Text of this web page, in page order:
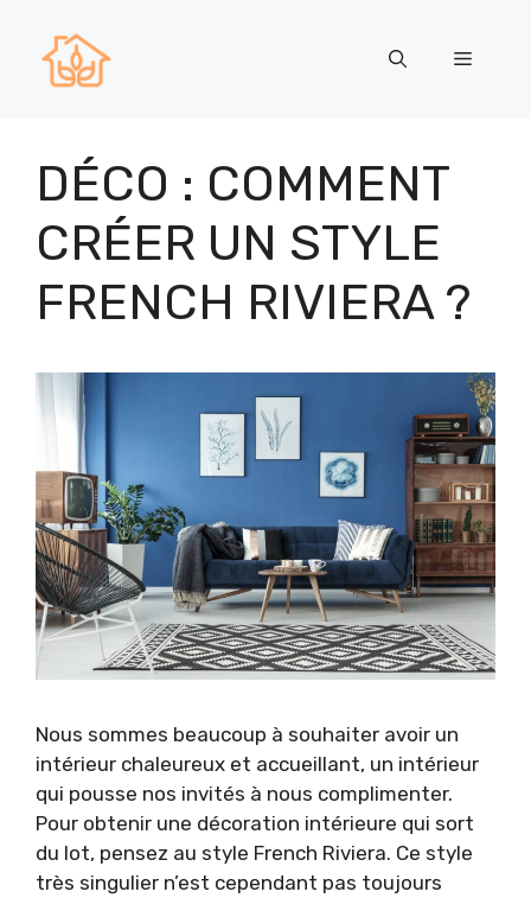
contenu
Menu
DÉCO : COMMENT
CRÉER UN STYLE
FRENCH RIVIERA ?
Nous sommes beaucoup à souhaiter avoir un
intérieur chaleureux et accueillant, un intérieur
qui pousse nos invités à nous complimenter.
Pour obtenir une décoration intérieure qui sort
du lot, pensez au style French Riviera. Ce style
très singulier n’est cependant pas toujours